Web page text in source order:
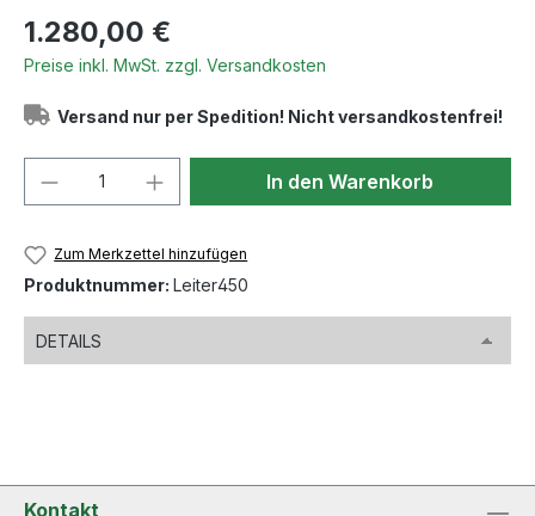
Regulärer Preis:
1.280,00 €
Preise inkl. MwSt. zzgl. Versandkosten
Versand nur per Spedition! Nicht versandkostenfrei!
Produkt Anzahl: Gib denIn den Warenkorb
Zum Merkzettel hinzufügen
Produktnummer: Leiter450
DETAILS
Kontakt